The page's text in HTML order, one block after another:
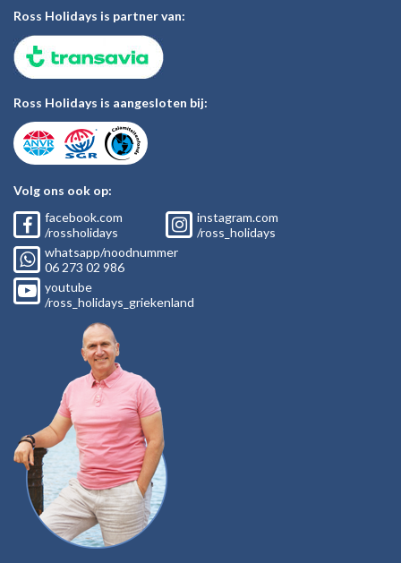
Ross Holidays is partner van:
Ross Holidays is aangesloten bij:
Volg ons ook op:
facebook.com
/rossholidays
instagram.com
/ross_holidays
whatsapp/noodnummer
06 273 02 986
youtube
/ross_holidays_griekenland